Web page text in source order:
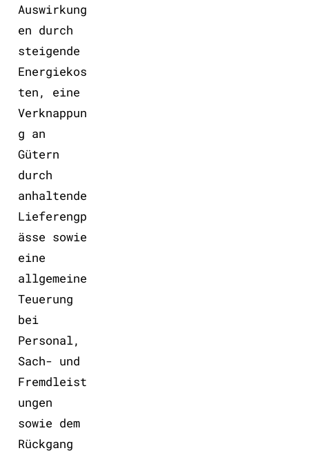
Auswirkung
en durch
steigende
Energiekos
ten, eine
Verknappun
g an
Gütern
durch
anhaltende
Lieferengp
ässe sowie
eine
allgemeine
Teuerung
bei
Personal,
Sach- und
Fremdleist
ungen
sowie dem
Rückgang